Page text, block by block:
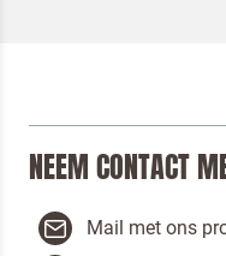
NEEM CONTACT
Mail met ons